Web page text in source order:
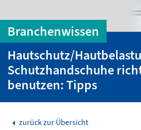
Branchenwissen
Hautschutz/
Schutzhandschuhe
benutzen: Tipps
zurück zur Übersicht